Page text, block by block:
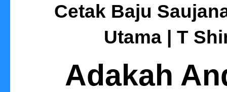
Cetak Baju
Utama | T
Adakah